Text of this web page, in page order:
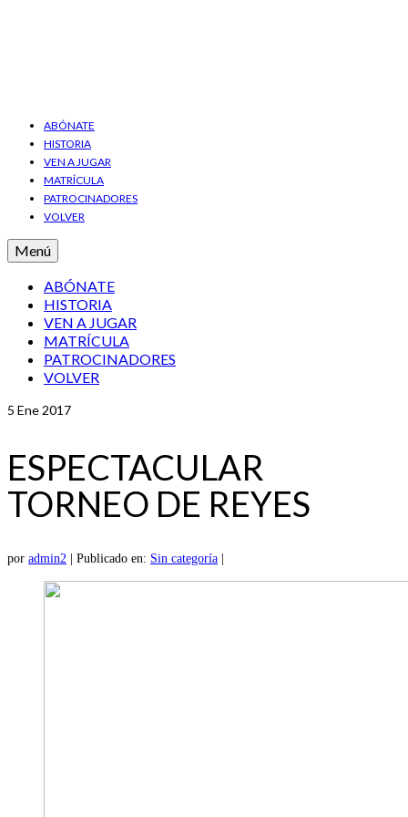
ABÓNATE
HISTORIA
VEN A JUGAR
MATRÍCULA
PATROCINADORES
VOLVER
Menú
ABÓNATE
HISTORIA
VEN A JUGAR
MATRÍCULA
PATROCINADORES
VOLVER
5 Ene 2017
ESPECTACULAR
TORNEO DE REYES
por admin2 Publicado en: Sin categoría